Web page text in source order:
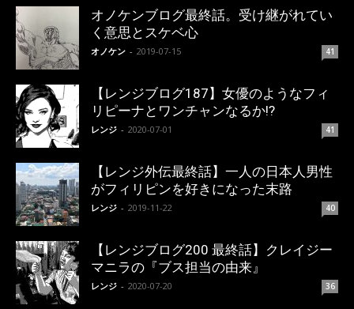
オノケンブログ最終話。受け継がれてい
く意思とスケベ心
オノケン - 2019-07-15 41
【レンジブログ187】女優のようなフィ
リピーナとワンチャンなるか!?
レンジ - 2020-07-01 41
【レンジ外伝最終話】一人の日本人男性
がフィリピンを好きになった末路
レンジ - 2019-11-22 40
【レンジブログ200 最終話】クレイジー
マニラの『ブス担当の由来』
レンジ - 2020-07-20 36